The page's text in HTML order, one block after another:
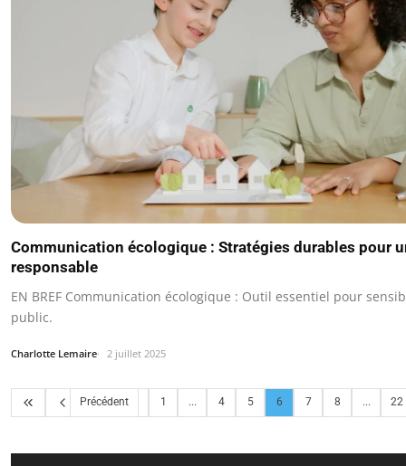
Communication écologique : Stratégies durables pour
responsable
EN BREF Communication écologique : Outil essentiel pour
public.
Charlotte Lemaire 2 juillet 2025
Précédent 1 ... 4 5 6 7 8 ... 22